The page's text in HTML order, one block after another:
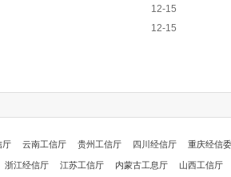
12-15
12-15
厅 云南工信厅 贵州工信厅 四川经信厅 重庆经信委
浙江经信厅 江苏工信厅 内蒙古工息厅 山西工信厅